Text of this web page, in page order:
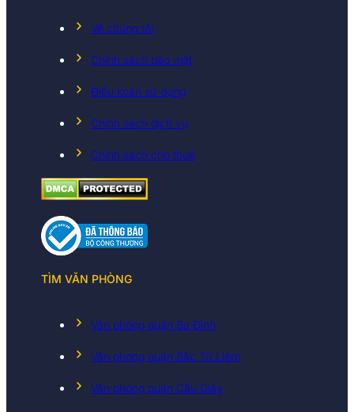
Về chúng tôi
Chính sách bảo mật
Điều koản sử dụng
Chính sách dịch vụ
Chính sách cho thuê
TÌM VĂN PHÒNG
Văn phòng quận Ba Đình
Văn phòng quận Bắc Từ Liêm
Văn phòng quận Cầu Giấy